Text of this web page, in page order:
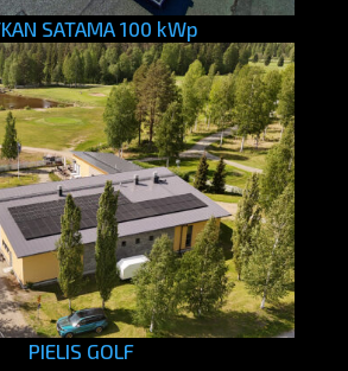
SATAMA 100 kWp
PIELIS GOLF